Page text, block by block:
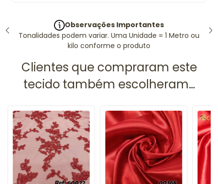
Observações Importantes
Tonalidades podem variar. Uma Unidade = 1 Metro ou
kilo conforme o produto